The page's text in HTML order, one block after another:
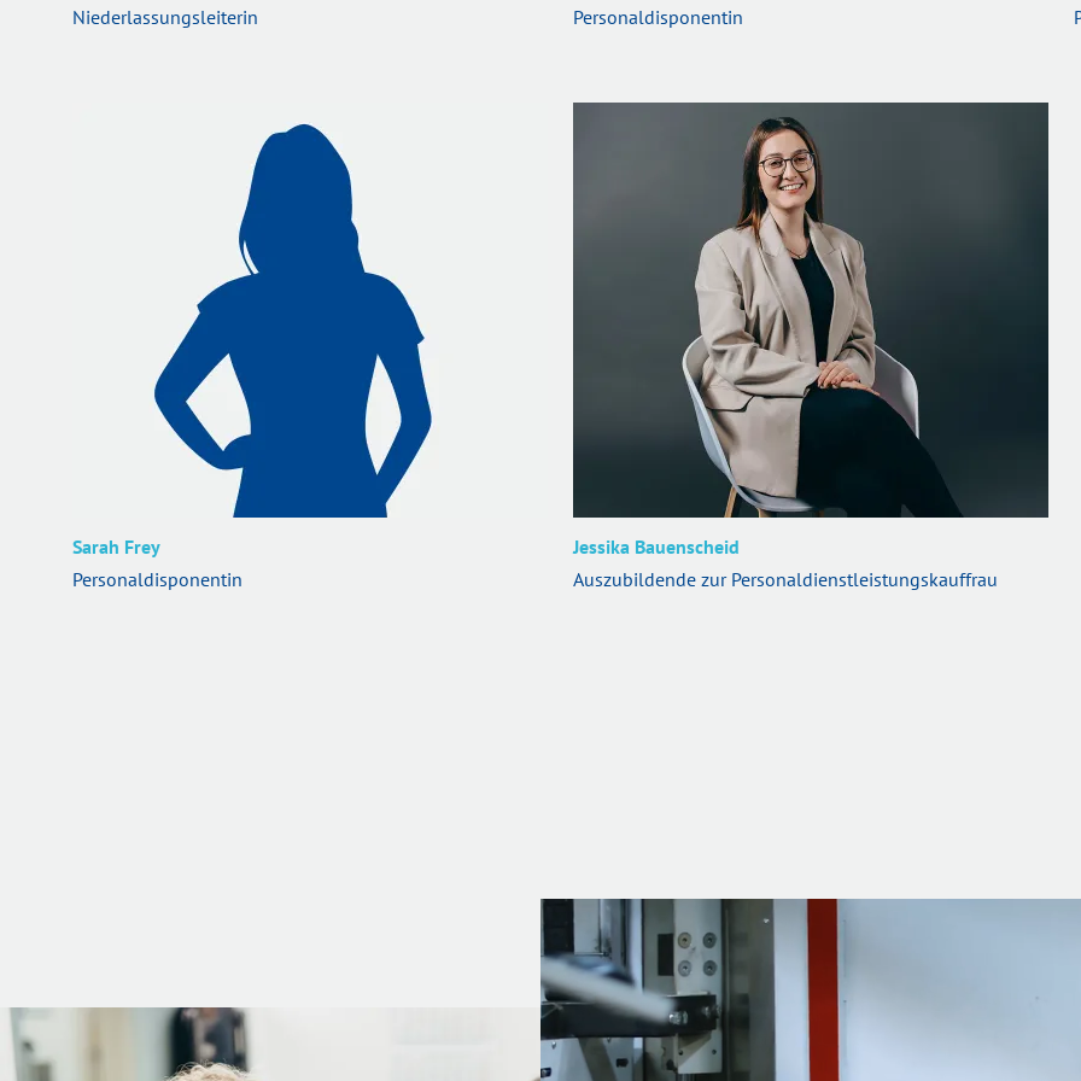
Niederlassungsleiterin
Personaldisponentin
Sarah Frey
Personaldisponentin
Jessika Bauenscheid
Auszubildende zur Personaldienstleistungskauffrau